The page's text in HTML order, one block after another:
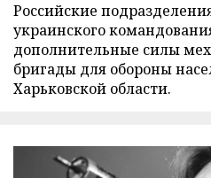
Российские
украинского
дополнительные силы
бригады для обороны
Харьковской области.